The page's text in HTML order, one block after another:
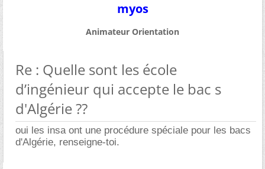
myos
Animateur Orientation
Re : Quelle sont les école
d’ingénieur qui accepte le bac s
d'Algérie ??
oui les insa ont une procédure spéciale pour les bacs
d'Algérie, renseigne-toi.